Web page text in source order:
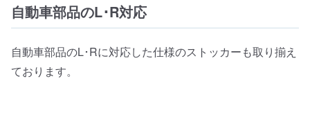
自動車部品のL･R対応
自動車部品のL･Rに対応した仕様のストッカーも取り揃え
ております。